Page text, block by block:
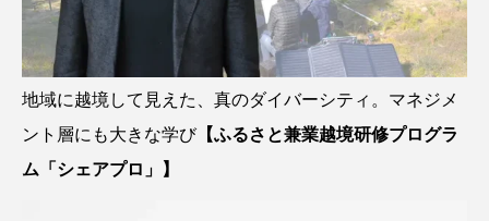
地域に越境して見えた、真のダイバーシティ。マネジメ
ント層にも大きな学び【ふるさと兼業越境研修プログラ
ム「シェアプロ」】